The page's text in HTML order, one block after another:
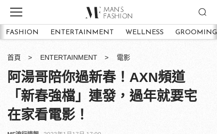
FASHION ENTERTAINMENT WELLNESS GROOMING
首頁 ENTERTAINMENT 電影
阿湯哥陪你過新春！AXN頻道
「新春強檔」連發，過年就要宅
在家看電影！